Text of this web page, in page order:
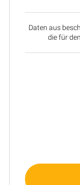
Daten aus
die für